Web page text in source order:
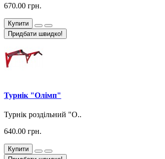
670.00 грн.
Купити
Придбати швидко!
Турнік "Олімп"
Турнік роздільний "О..
640.00 грн.
Купити